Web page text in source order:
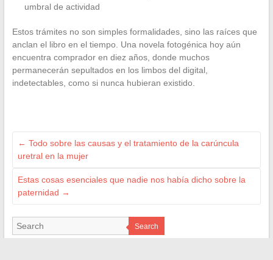
umbral de actividad
Estos trámites no son simples formalidades, sino las raíces que
anclan el libro en el tiempo. Una novela fotogénica hoy aún
encuentra comprador en diez años, donde muchos
permanecerán sepultados en los limbos del digital,
indetectables, como si nunca hubieran existido.
← Todo sobre las causas y el tratamiento de la carúncula
uretral en la mujer
Estas cosas esenciales que nadie nos había dicho sobre la
paternidad →
Search